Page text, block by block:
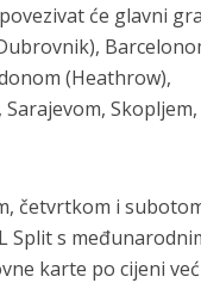
će glavni
(Heathrow),
Skopljem,
četvrtkom i
Split s
karte po cijeni